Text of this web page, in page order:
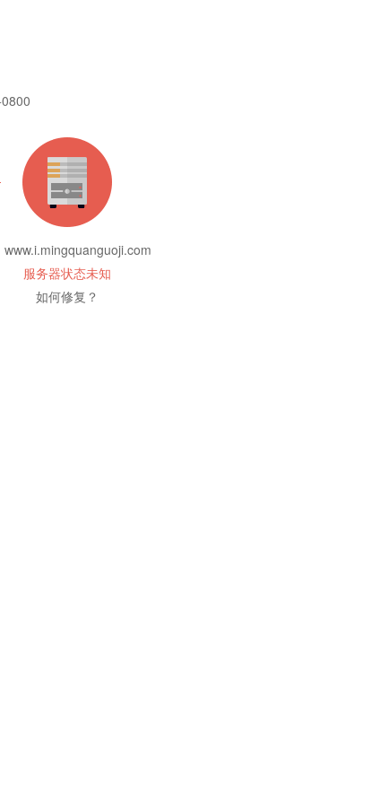
www.i.mingquanguoji.com
服务器状态未知
如何修复？